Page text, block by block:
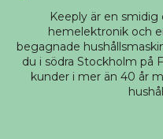
Keeply är en
hemelektronik och
begagnade
du i södra Stockholm på
kunder i mer än 40 år